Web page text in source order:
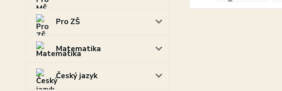
Pro ZŠ
Matematika
Český jazyk